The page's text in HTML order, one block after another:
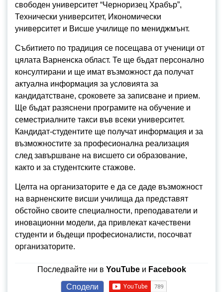
свободен университет “Черноризец Храбър”,
Технически университет, Икономически
университет и Висше училище по мениджмънт.
Събитието по традиция се посещава от ученици от
цялата Варненска област. Те ще бъдат персонално
консултирани и ще имат възможност да получат
актуална информация за условията за
кандидатстване, сроковете за записване и прием.
Ще бъдат разяснени програмите на обучение и
семестриалните такси във всеки университет.
Кандидат-студентите ще получат информация и за
възможностите за професионална реализация
след завършване на висшето си образование,
както и за студентските стажове.
Целта на организаторите е да се даде възможност
на варненските висши училища да представят
обстойно своите специалности, преподаватели и
иновационни модели, да привлекат качествени
студенти и бъдещи професионалисти, посочват
организаторите.
Последвайте ни в YouTubeи Facebook
Сподели